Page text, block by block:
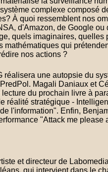
complexe composé
À quoi ressemblent nos
d'Amazon, de Google
quels imaginaires, quelles
mathématiques qui
nos actions ?
réalisera une autopsie du
Magali Daniaux et
du prochain livre à
réalité stratégique -
l'information". Enfin,
"Attack me please
et directeur de
qui intervient dans le